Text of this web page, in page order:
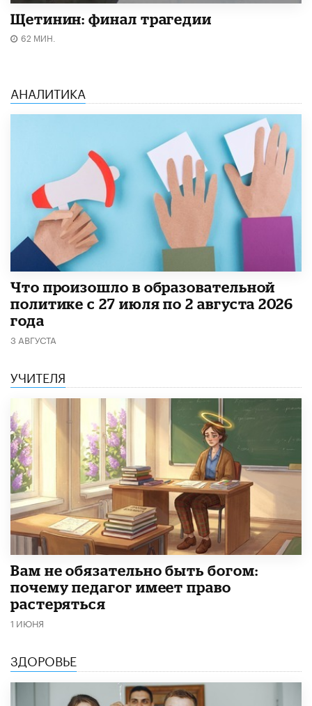
Щетинин: финал трагедии
62 МИН.
АНАЛИТИКА
​Что произошло в образовательной
политике с 27 июля по 2 августа 2026
года
3 АВГУСТА
УЧИТЕЛЯ
​Вам не обязательно быть богом:
почему педагог имеет право
растеряться
1 ИЮНЯ
ЗДОРОВЬЕ